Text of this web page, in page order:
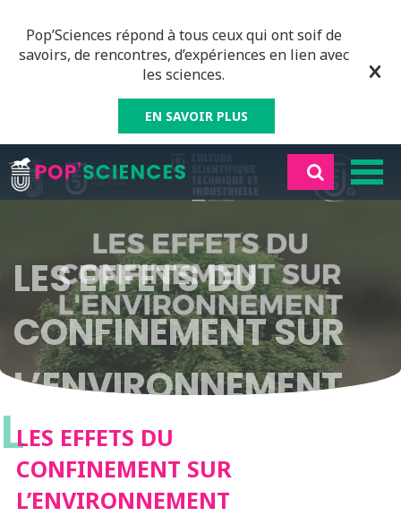
Pop’Sciences répond à tous ceux qui ont soif de
savoirs, de rencontres, d’expériences en lien avec
les sciences.
EN SAVOIR PLUS
LES EFFETS DU
CONFINEMENT SUR
L’ENVIRONNEMENT
LLES EFFETS DU
CONFINEMENT SUR
L’ENVIRONNEMENT